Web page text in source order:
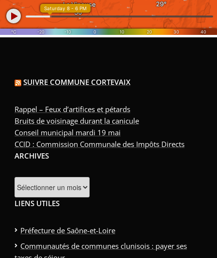
SUIVRE COMMUNE CORTEVAIX
Rappel – Feux d’artifices et pétards
Bruits de voisinage durant la canicule
Conseil municipal mardi 19 mai
CCID : Commission Communale des Impôts Directs
ARCHIVES
Archives
LIENS UTILES
Préfecture de Saône-et-Loire
Communautés de communes clunisois : payer ses